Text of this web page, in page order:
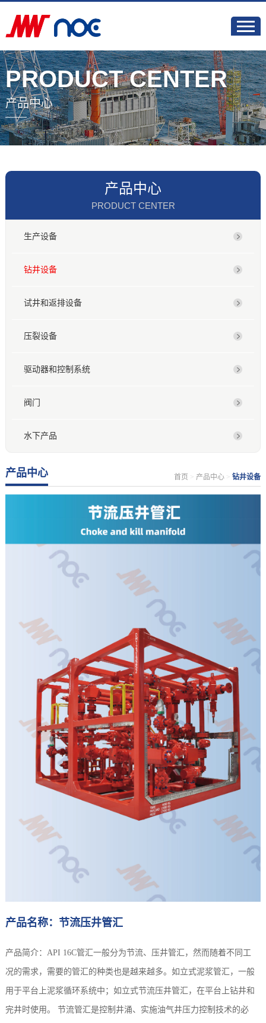
PRODUCT CENTER
产品中心
产品中心
PRODUCT CENTER
生产设备
钻井设备
试井和返排设备
压裂设备
驱动器和控制系统
阀门
水下产品
首页 > 产品中心 >钻井设备
产品中心
产品名称：节流压井管汇
产品简介：API 16C管汇一般分为节流、压井管汇，然而随着不同工
况的需求，需要的管汇的种类也是越来越多。如立式泥浆管汇，一般
用于平台上泥浆循环系统中；如立式节流压井管汇，在平台上钻井和
完井时使用。 节流管汇是控制井涌、实施油气井压力控制技术的必